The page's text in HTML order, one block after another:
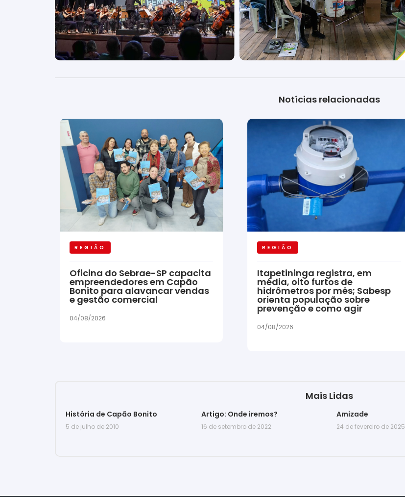
Notícias relacionadas
REGIÃO
Oficina do Sebrae-SP capacita
empreendedores em Capão
Bonito para alavancar vendas
e gestão comercial
04/08/2026
REGIÃO
Itapetininga registra, em
média, oito furtos de
hidrômetros por mês; Sabesp
orienta população sobre
prevenção e como agir
04/08/2026
Mais Lidas
História de Capão Bonito
5 de julho de 2010
Artigo: Onde iremos?
16 de setembro de 2022
Amizade
24 de fevereiro de 2025